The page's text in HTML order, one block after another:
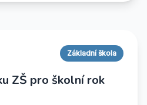
Základní škola
ZŠ pro školní rok